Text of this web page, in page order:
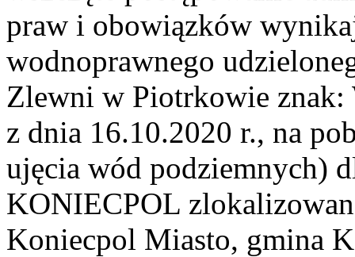
praw i obowiązków
wodnoprawnego
Zlewni w Piotrkowie
z dnia 16.10.2020 r., na
ujęcia wód podziemnych)
KONIECPOL
Koniecpol Miasto, gmina